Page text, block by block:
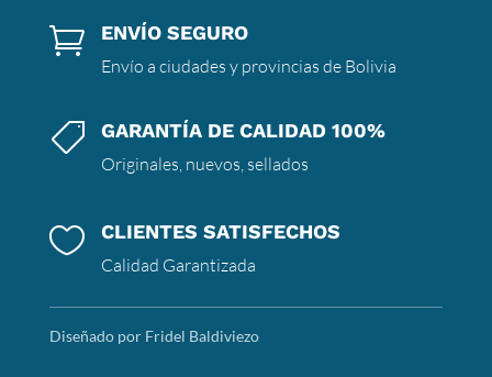
 ENVÍO SEGURO
Envío a ciudades y provincias de Bolivia
 GARANTÍA DE CALIDAD 100%
Originales, nuevos, sellados
 CLIENTES SATISFECHOS
Calidad Garantizada
Diseñado por Fridel Baldiviezo